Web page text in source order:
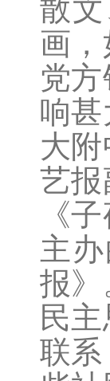
散
画
党
响
大
艺
《
主
报
民
联